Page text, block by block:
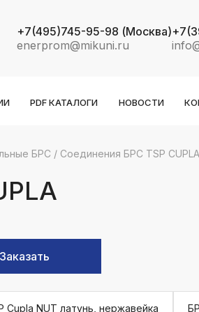
+7(495)745-95-98 (Москва)
enerprom@mikuni.ru
PDF КАТАЛОГИ НОВОСТИ
БРС / Соединения БРС TSP CUPLA
Заказать
Cupla NUT латунь, нержавейка